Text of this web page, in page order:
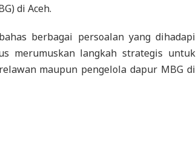
di Aceh.
berbagai persoalan yang dihadapi
merumuskan langkah strategis untuk
maupun pengelola dapur MBG di